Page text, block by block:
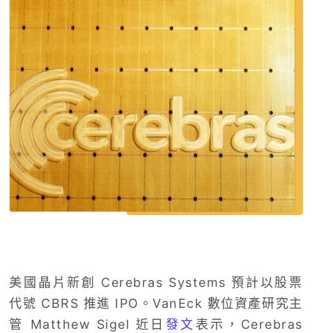
美國晶片新創 Cerebras Systems 預計以股票
代號 CBRS 推進 IPO。VanEck 數位資產研究主
管 Matthew Sigel 近日 發文 表示，Cerebras